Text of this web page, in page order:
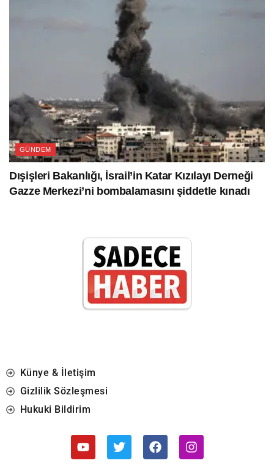
GÜNDEM
Dışişleri Bakanlığı, İsrail’in Katar Kızılayı Derneği
Gazze Merkezi’ni bombalamasını şiddetle kınadı
Künye & İletişim
Gizlilik Sözleşmesi
Hukuki Bildirim